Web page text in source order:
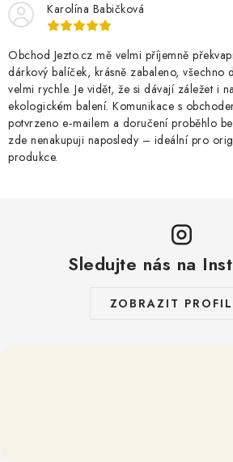
Karolína Babičková
Obchod Jezto.cz mě velmi příjemně
dárkový balíček, krásně zabaleno, všechno
velmi rychle. Je vidět, že si dávají záležet i
ekologickém balení. Komunikace s
potvrzeno e‑mailem a doručení proběhlo
zde nenakupuji naposledy – ideální pro
produkce.
Sledujte nás na
ZOBRAZIT PROFIL